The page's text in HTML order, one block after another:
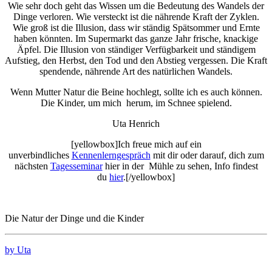
Wie sehr doch geht das Wissen um die Bedeutung des Wandels der
Dinge verloren. Wie versteckt ist die nährende Kraft der Zyklen.
Wie groß ist die Illusion, dass wir ständig Spätsommer und Ernte
haben könnten. Im Supermarkt das ganze Jahr frische, knackige
Äpfel. Die Illusion von ständiger Verfügbarkeit und ständigem
Aufstieg, den Herbst, den Tod und den Abstieg vergessen. Die Kraft
spendende, nährende Art des natürlichen Wandels.
Wenn Mutter Natur die Beine hochlegt, sollte ich es auch können.
Die Kinder, um mich herum, im Schnee spielend.
Uta Henrich
[yellowbox]Ich freue mich auf ein
unverbindliches Kennenlerngespräch mit dir oder darauf, dich zum
nächsten Tagesseminarhier in der Mühle zu sehen, Info findest
du hier.[/yellowbox]
Die Natur der Dinge und die Kinder
by Uta